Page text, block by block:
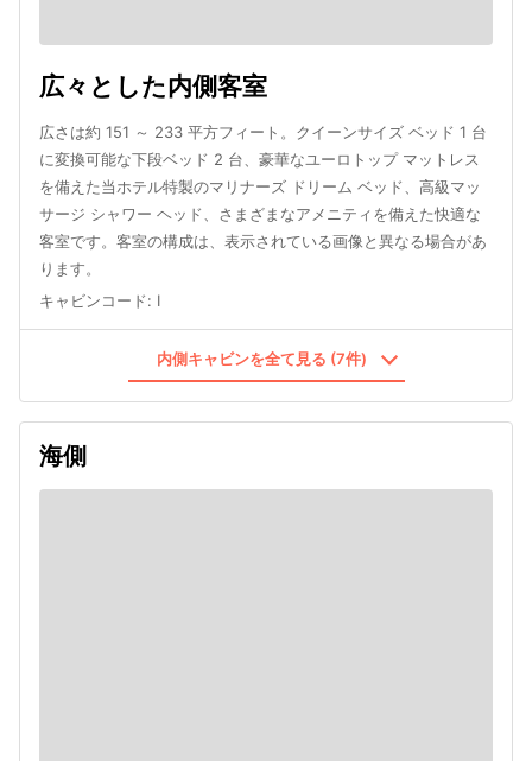
広々とした内側客室
広さは約 151 ～ 233 平方フィート。クイーンサイズ ベッド 1 台
に変換可能な下段ベッド 2 台、豪華なユーロトップ マットレス
を備えた当ホテル特製のマリナーズ ドリーム ベッド、高級マッ
サージ シャワー ヘッド、さまざまなアメニティを備えた快適な
客室です。客室の構成は、表示されている画像と異なる場合があ
ります。
キャビンコード: I
内側キャビンを全て見る (7件)
海側